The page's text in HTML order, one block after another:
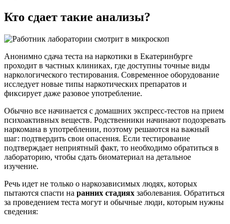
Кто сдает такие анализы?
Анонимно сдача теста на наркотики в Екатеринбурге
проходит в частных клиниках, где доступны точные виды
наркологического тестирования. Современное оборудование
исследует новые типы наркотических препаратов и
фиксирует даже разовое употребление.
Обычно все начинается с домашних экспресс-тестов на прием
психоактивных веществ. Родственники начинают подозревать
наркомана в употреблении, поэтому решаются на важный
шаг: подтвердить свои опасения. Если тестирование
подтверждает неприятный факт, то необходимо обратиться в
лабораторию, чтобы сдать биоматериал на детальное
изучение.
Речь идет не только о наркозависимых людях, которых
пытаются спасти на ранних стадиях заболевания. Обратиться
за проведением теста могут и обычные люди, которым нужны
сведения: